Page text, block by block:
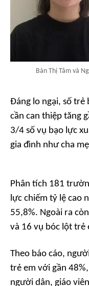
Bàn Thị Tâm và
Đáng lo ngại, số trẻ
cần can thiệp tăng
3/4 số vụ bạo lực
gia đình như cha
Phân tích 181
lực chiếm tỷ lệ cao
55,8%. Ngoài ra
và 16 vụ bóc lột trẻ
Theo báo cáo,
trẻ em với gần
người dân, giáo